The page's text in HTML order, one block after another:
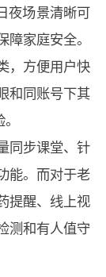
夜场景清晰可
家庭安全。
，方便用户快
和同账号下其
同步课堂、针
能。而对于老
提醒、线上视
测和有人值守